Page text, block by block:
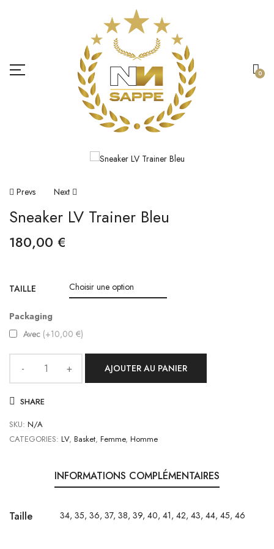
0
Prevs Next
Sneaker LV Trainer Bleu
180,00 €
TAILLE
Packaging
Avec (+10,00 €)
AJOUTER AU PANIER
SHARE
SKU: N/A
CATEGORIES: LV, Basket, Femme, Homme
INFORMATIONS COMPLÉMENTAIRES
Taille 34, 35, 36, 37, 38, 39, 40, 41, 42, 43, 44, 45, 46